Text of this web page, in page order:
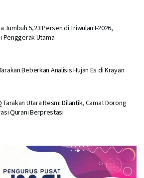
Tumbuh 5,23 Persen di Triwulan I-2026,
Penggerak Utama
Beberkan Analisis Hujan Es di Krayan
Tarakan Utara Resmi Dilantik, Camat Dorong
Qurani Berprestasi